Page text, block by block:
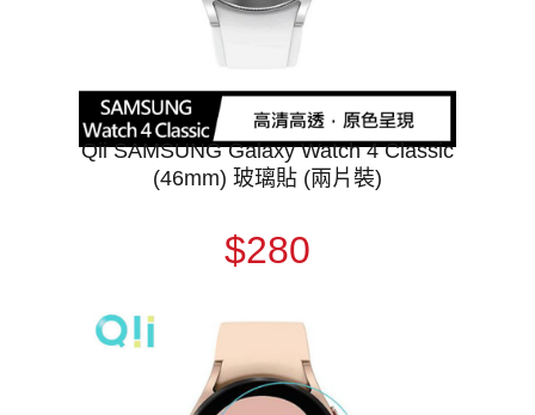
Qii SAMSUNG Galaxy Watch 4 Classic
(46mm) 玻璃貼 (兩片裝)
$280